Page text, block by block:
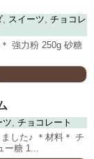
, スイーツ チョコレ
強力粉 250g 砂糖
ツ チョコレート
した♪ ＊材料＊ チ
糖 1...